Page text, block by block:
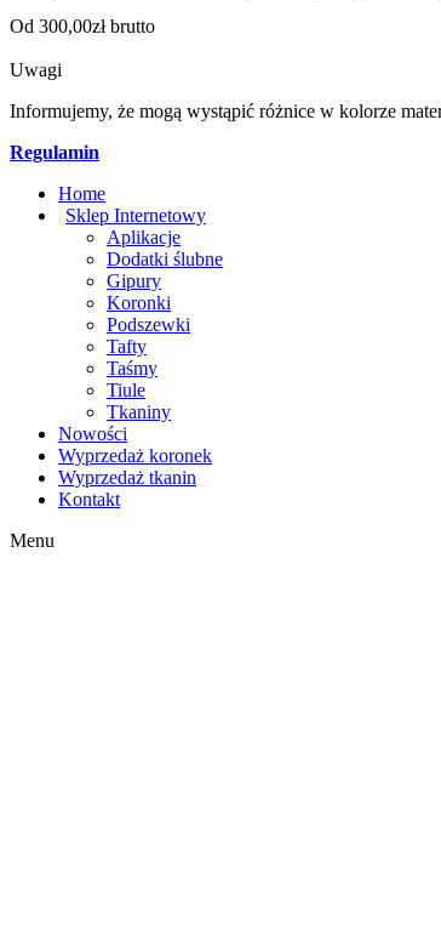
Od 300,00zł brutto
Uwagi
Informujemy, że mogą wystąpić różnice w kolorze
Regulamin
Home
Sklep Internetowy
Aplikacje
Dodatki ślubne
Gipury
Koronki
Podszewki
Tafty
Taśmy
Tiule
Tkaniny
Nowości
Wyprzedaż koronek
Wyprzedaż tkanin
Kontakt
Menu